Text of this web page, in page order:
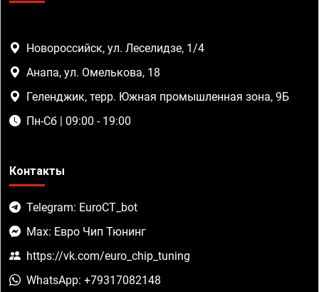
Новороссийск, ул. Леселидзе, 1/4
Анапа, ул. Омелькова, 18
Геленджик, терр. Южная промышленная зона, 9Б
Пн-Сб | 09:00 - 19:00
Контакты
Telegram: EuroCT_bot
Max: Евро Чип Тюнинг
https://vk.com/euro_chip_tuning
WhatsApp: +79317082148